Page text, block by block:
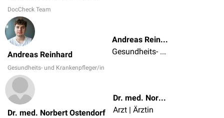
DocCheck Team
Andreas Reinhard
Gesundheits- und Krankenpfleger/in
Andreas Reinhard
Gesundheits- und Krankenpfleger/in
Dr. med. Norbert Ostendorf
Dr. med. Norbert Ostendorf
Arzt | Ärztin